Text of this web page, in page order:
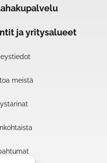
ja yritysalueet
meistä